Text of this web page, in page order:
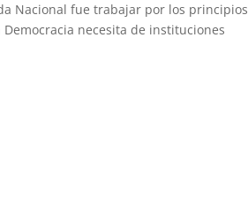
Nacional fue trabajar por los principios
necesita de instituciones